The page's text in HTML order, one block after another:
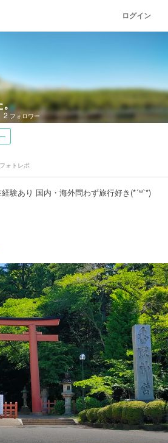
ログイン
。
2 フォロワー
フォトレポ
験あり 国内・海外問わず旅行好き(*´꒳`*)